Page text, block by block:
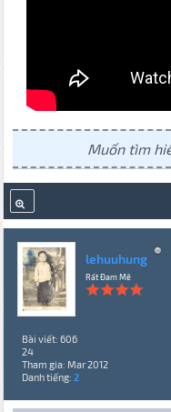
Muốn tìm
lehuuhung
Rất Đam Mê
Bài viết: 606
24
Tham gia: Mar 2012
Danh tiếng: 2